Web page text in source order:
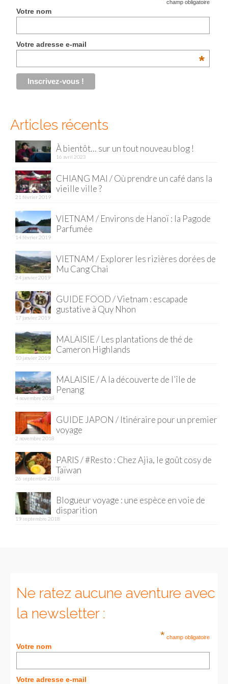
Malaisie
Singapour
Baie d’Halong
Hanoi
Mai Chau
Ninh Binh
EUROPE
La Réunion
Poitou
Savoie
Allemagne
Berlin
Munich
Danemark
Copenhague
GUIDES FOOD
– Berlin
champ obligatoire
Votre nom
Votre adresse e-mail
*
Articles récents
À bientôt… sur un tout nouveau blog !
16 avril 2023
CHIANG MAI / Où prendre un café dans la
vieille ville ?
21 février 2019
VIETNAM / Environs de Hanoï : la Pagode
Parfumée
14 février 2019
VIETNAM / Explorer les rizières dorées de
Mu Cang Chai
24 janvier 2019
GUIDE FOOD / Vietnam : escapade
gustative à Quy Nhon
17 janvier 2019
MALAISIE / Les plantations de thé de
Cameron Highlands
10 janvier 2019
MALAISIE / A la découverte de l’île de
Penang
4 novembre 2018
GUIDE JAPON / Itinéraire pour un premier
voyage
2 novembre 2018
PARIS / #Resto : Chez Ajia, le goût cosy de
Taïwan
26 septembre 2018
Blogueur voyage : une espèce en voie de
disparition
19 septembre 2018
Ne ratez aucune aventure avec
la newsletter :
* champ obligatoire
Votre nom
Votre adresse e-mail